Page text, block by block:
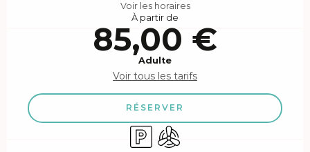
Voir les horaires
À partir de
85,00 €
Adulte
Voir tous les tarifs
RÉSERVER
ParkingAir conditionné